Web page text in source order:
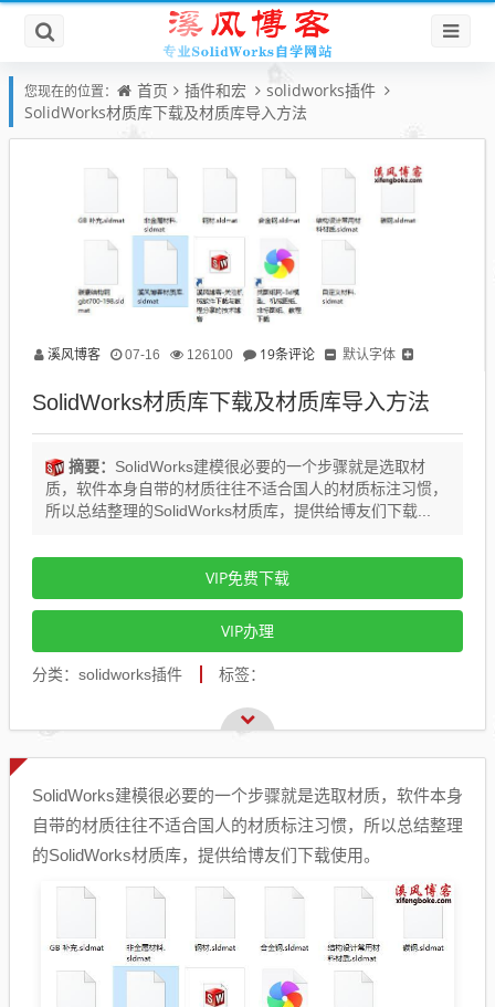
您现在的位置： 首页 插件和宏
solidworks插件
SolidWorks材质库下载及材质库导入方法
溪风博客 07-16 126100 19条评论 默认字体
SolidWorks材质库下载及材质库导入方法
摘要： SolidWorks建模很必要的一个步骤就是选取材
质，软件本身自带的材质往往不适合国人的材质标注习惯，
所以总结整理的SolidWorks材质库，提供给博友们下载...
VIP免费下载
VIP办理
分类：solidworks插件 标签：
SolidWorks建模很必要的一个步骤就是选取材质，软件本身
自带的材质往往不适合国人的材质标注习惯，所以总结整理
的SolidWorks材质库，提供给博友们下载使用。